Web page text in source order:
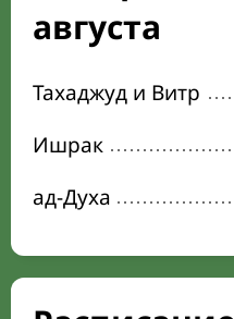
августа
Тахаджуд и Витр
Ишрак
ад-Духа